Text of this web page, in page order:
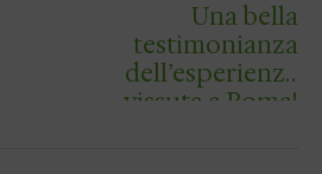
Una bella
testimonianza
dell’esperienza
vissuta a Roma!